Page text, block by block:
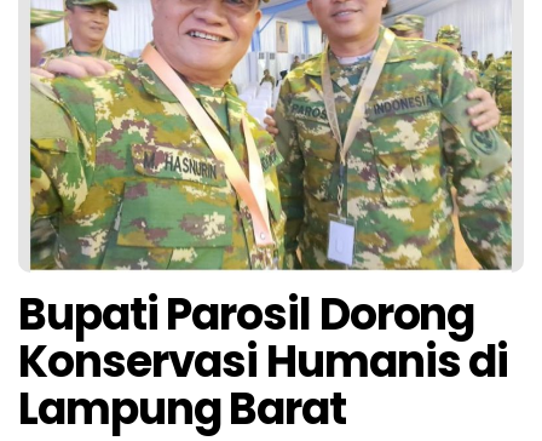
Bupati Parosil Dorong
Konservasi Humanis di
Lampung Barat